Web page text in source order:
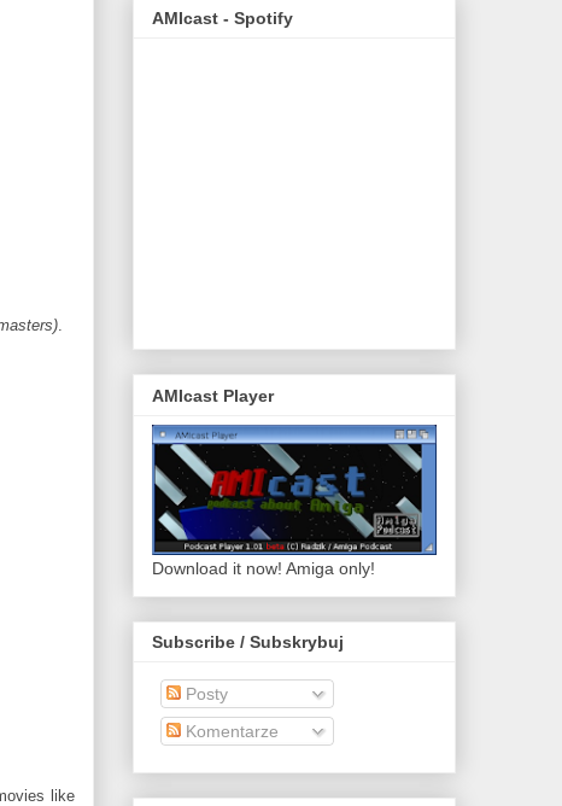
.
like
AMIcast - Spotify
AMIcast Player
Download it now! Amiga only!
Subscribe / Subskrybuj
Posty
Komentarze